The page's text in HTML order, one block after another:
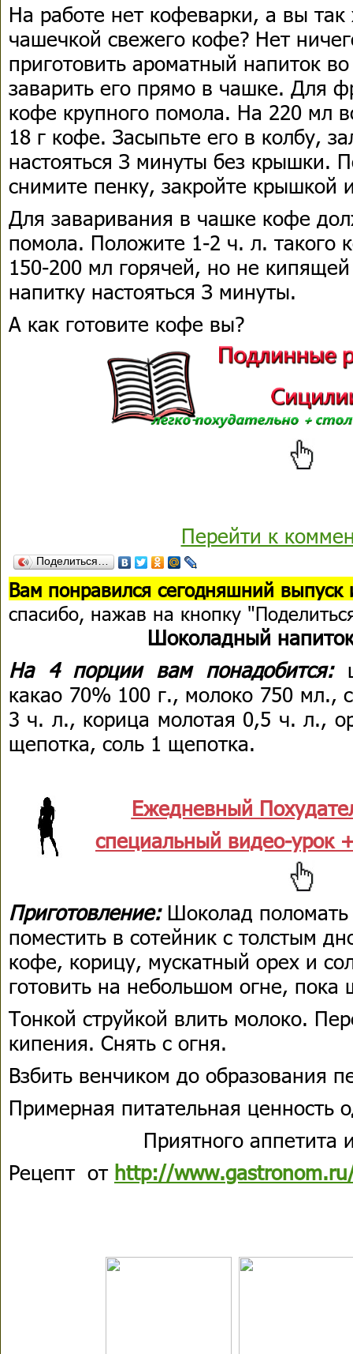
На работе нет кофеварки, а вы так
чашечкой свежего кофе? Нет
приготовить ароматный напиток
заварить его прямо в чашке. Для
кофе крупного помола. На 220 мл
18 г кофе. Засыпьте его в колбу,
настояться З минуты без крышки.
снимите пенку, закройте крышкой
Для заваривания в чашке кофе
помола. Положите 1-2 ч. л. такого
150-200 мл горячей, но не
напитку настояться З минуты.
А как готовите кофе вы?
Перейти к
Поделиться…
Вам понравился сегодняшний выпуск
спасибо, нажав на кнопку
Шоколадный
На 4 порции вам понадобится:
какао 70% 100 г., молоко 750 мл.,
3 ч. л., корица молотая 0,5 ч. л.,
щепотка, соль 1 щепотка.
Ежедневный
специальный видео-урок
Приготовление:Шоколад поломать
поместить в сотейник с толстым
кофе, корицу, мускатный орех и
готовить на небольшом огне, пока
Тонкой струйкой влить молоко.
кипения. Снять с огня.
Взбить венчиком до образования
Примерная питательная ценность
Приятного аппетита
Рецепт от http://